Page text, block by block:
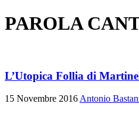
PAROLA
L’Utopica Follia di
15 Novembre 2016 Antonio